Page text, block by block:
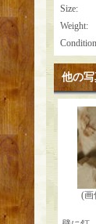
Size:
Weight:
Condition
他の
(画